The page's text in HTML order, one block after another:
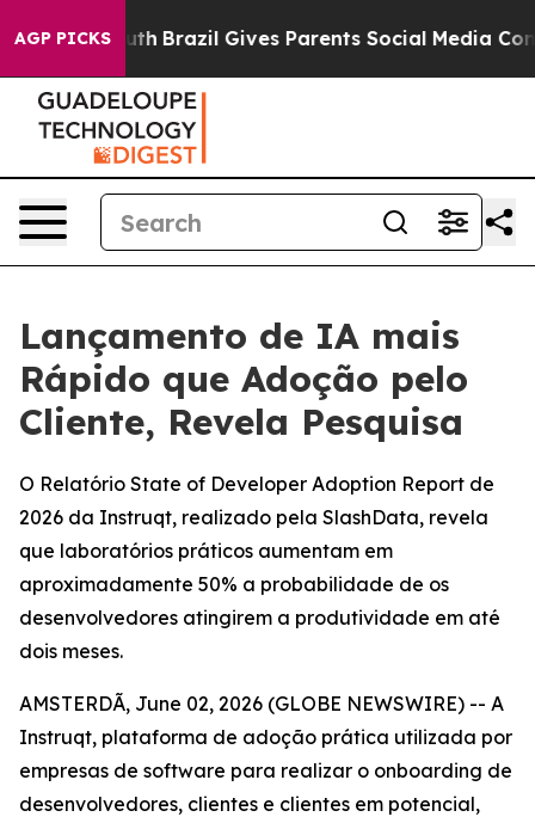
AGP PICKS
to Youth Brazil Gives Parents Social Media Controls
Lançamento de IA mais
Rápido que Adoção pelo
Cliente, Revela Pesquisa
O Relatório State of Developer Adoption Report de
2026 da Instruqt, realizado pela SlashData, revela
que laboratórios práticos aumentam em
aproximadamente 50% a probabilidade de os
desenvolvedores atingirem a produtividade em até
dois meses.
AMSTERDÃ, June 02, 2026 (GLOBE NEWSWIRE) -- A
Instruqt, plataforma de adoção prática utilizada por
empresas de software para realizar o onboarding de
desenvolvedores, clientes e clientes em potencial,